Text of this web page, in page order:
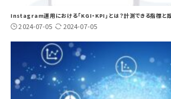
Instagram運用における「KGI・KPI」とは？計測できる指標と
2024-07-05 2024-07-05